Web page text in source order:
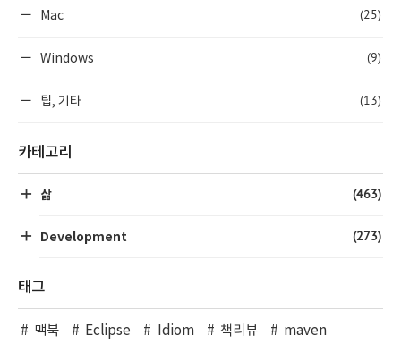
Mac (25)
Windows (9)
팁, 기타 (13)
카테고리
삶 (463)
Development (273)
태그
맥북 Eclipse Idiom 책리뷰
maven